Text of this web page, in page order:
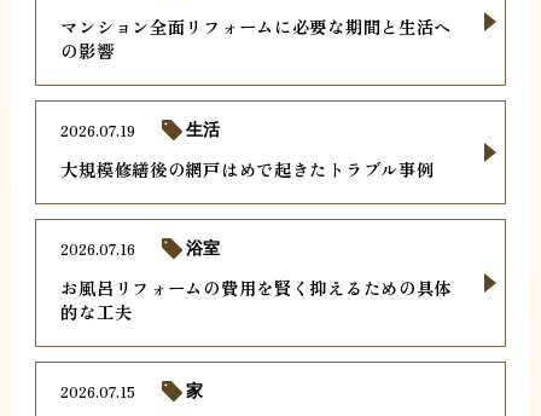
マンション全面リフォームに必要な期間と生活へ
の影響
大規模修繕後の網戸はめで起きたトラブル事例
2026.07.19 生活
お風呂リフォームの費用を賢く抑えるための具体
的な工夫
2026.07.16 浴室
2026.07.15 家